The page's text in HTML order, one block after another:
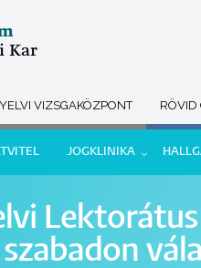
Kar
VIZSGAKÖZPONT RÖVID
JOGKLINIKA